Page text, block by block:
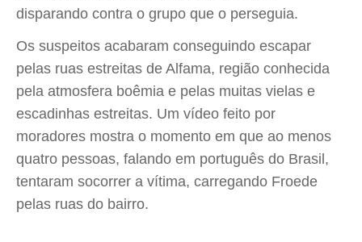
disparando contra o grupo que o perseguia.
Os suspeitos acabaram conseguindo escapar
pelas ruas estreitas de Alfama, região conhecida
pela atmosfera boêmia e pelas muitas vielas e
escadinhas estreitas. Um vídeo feito por
moradores mostra o momento em que ao menos
quatro pessoas, falando em português do Brasil,
tentaram socorrer a vítima, carregando Froede
pelas ruas do bairro.